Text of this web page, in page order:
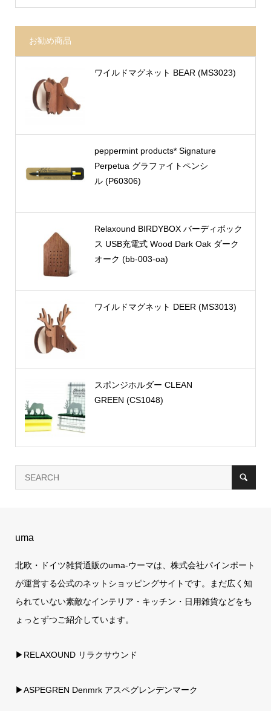
お勧め商品
ワイルドマグネット BEAR (MS3023)
peppermint products* Signature
Perpetua グラファイトペンシ
ル (P60306)
Relaxound BIRDYBOX バーディボック
ス USB充電式 Wood Dark Oak ダーク
オーク (bb-003-oa)
ワイルドマグネット DEER (MS3013)
スポンジホルダー CLEAN
GREEN (CS1048)
uma
北欧・ドイツ雑貨通販のuma-ウーマは、株式会社パインポート
が運営する公式のネットショッピングサイトです。まだ広く知
られていない素敵なインテリア・キッチン・日用雑貨などをち
ょっとずつご紹介しています。
▶RELAXOUND リラクサウンド
▶ASPEGREN Denmrk アスペグレンデンマーク